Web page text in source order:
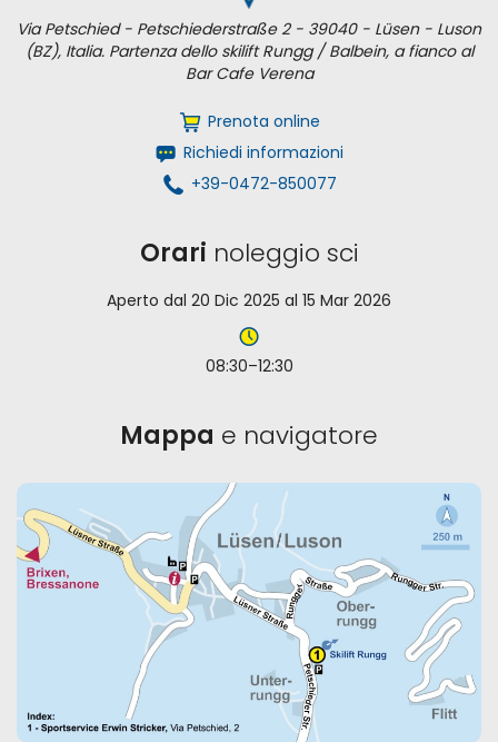
Via Petschied - Petschiederstraße 2 - 39040 - Lüsen - Luson
(BZ), Italia. Partenza dello skilift Rungg / Balbein, a fianco al
Bar Cafe Verena
Prenota online
Richiedi informazioni
+39-0472-850077
Orari noleggio sci
Aperto dal 20 Dic 2025 al 15 Mar 2026
08:30–12:30
Mappa e navigatore